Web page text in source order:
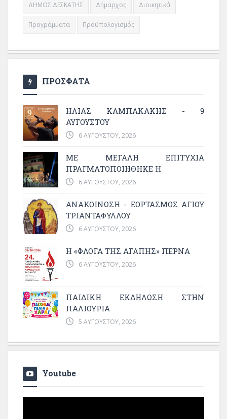
ΔΗΜΟΣ ΔΕΣΚΑΤΗΣ Δήμαρχος Διοικητικά
Προγράμματα Προϋπολογισμός
ΠΡΟΣΦΑΤΑ
ΗΛΙΑΣ ΚΑΜΠΑΚΑΚΗΣ - 9
ΑΥΓΟΥΣΤΟΥ
6 ΑΥΓΟΎΣΤΟΥ, 2026
ΜΕ ΜΕΓΆΛΗ ΕΠΙΤΥΧΊΑ
ΠΡΑΓΜΑΤΟΠΟΙΉΘΗΚΕ Η
6 ΑΥΓΟΎΣΤΟΥ, 2026
ΑΝΑΚΟΙΝΩΣΗ - ΕΟΡΤΑΣΜΟΣ ΑΓΙΟΥ
ΤΡΙΑΝΤΑΦΥΛΛΟΥ
6 ΑΥΓΟΎΣΤΟΥ, 2026
Η «ΦΛΌΓΑ ΤΗΣ ΑΓΆΠΗΣ» ΠΕΡΝΆ
6 ΑΥΓΟΎΣΤΟΥ, 2026
ΠΑΙΔΙΚΗ ΕΚΔΗΛΩΣΗ ΣΤΗΝ
ΠΑΛΙΟΥΡΙΑ
5 ΑΥΓΟΎΣΤΟΥ, 2026
Youtube